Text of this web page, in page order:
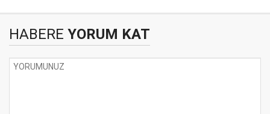
HABERE YORUM KAT